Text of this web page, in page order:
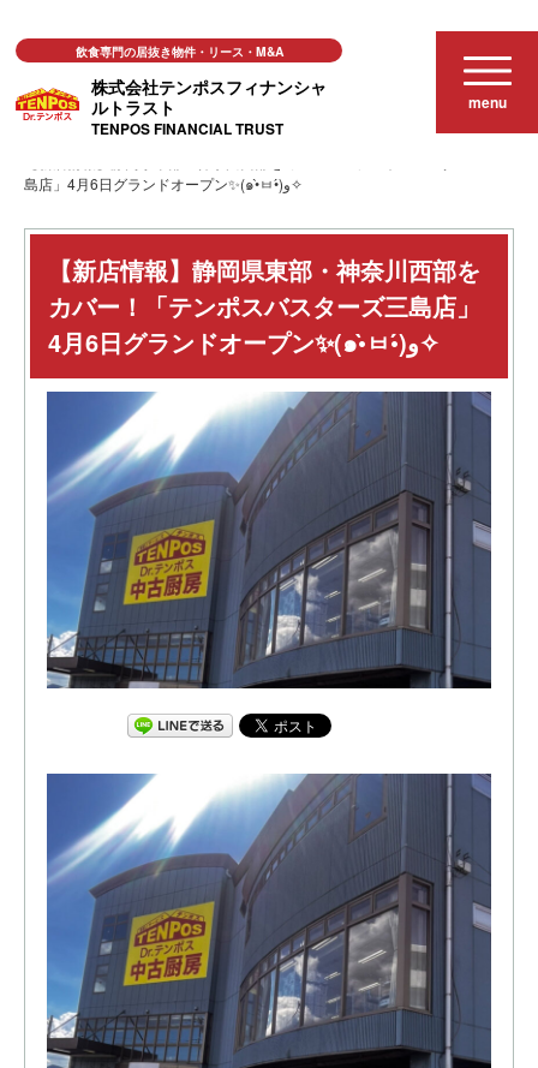
株式会社テンポスフィナンシャ
ルトラスト
TENPOS FINANCIAL TRUST
飲食専門の居抜き物件・リース・M&A
menu
お知らせ
島店」4月6日グランドオープン✨(๑•̀ㅂ•́)و✧
【新店情報】静岡県東部・神奈川西部を
カバー！「テンポスバスターズ三島店」
4月6日グランドオープン✨(๑•̀ㅂ•́)و✧